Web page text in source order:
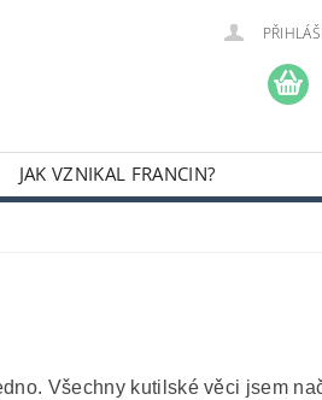
JAK VZNIKAL FRANCIN?
Všechny kutilské věci jsem